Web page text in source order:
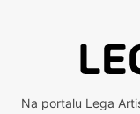
Na portalu Lega